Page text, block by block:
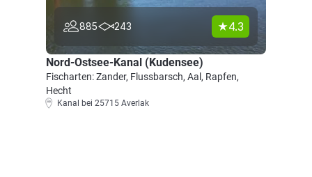
885 243 4.3
Nord-Ostsee-Kanal (Kudensee)
Fischarten: Zander, Flussbarsch, Aal, Rapfen,
Hecht
Kanal bei 25715 Averlak